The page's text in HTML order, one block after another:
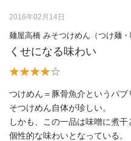
2016年02月14日
麺屋高橋 みそつけめん（つけ麺・
くせになる味わい
つけめん＝豚骨魚介というパ
そつけめん自体が珍しい。
しかも、この一品は味噌に煮
個性的な味わいとなっている。